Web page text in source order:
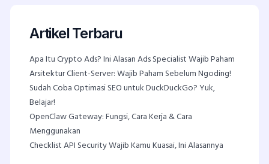
Artikel Terbaru
Apa Itu Crypto Ads? Ini Alasan Ads Specialist Wajib Paham
Arsitektur Client-Server: Wajib Paham Sebelum Ngoding!
Sudah Coba Optimasi SEO untuk DuckDuckGo? Yuk,
Belajar!
OpenClaw Gateway: Fungsi, Cara Kerja & Cara
Menggunakan
Checklist API Security Wajib Kamu Kuasai, Ini Alasannya